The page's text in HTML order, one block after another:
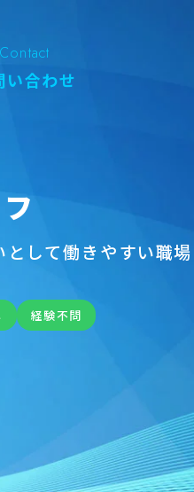
Contact
い合わせ
して働きやすい職場
経験不問